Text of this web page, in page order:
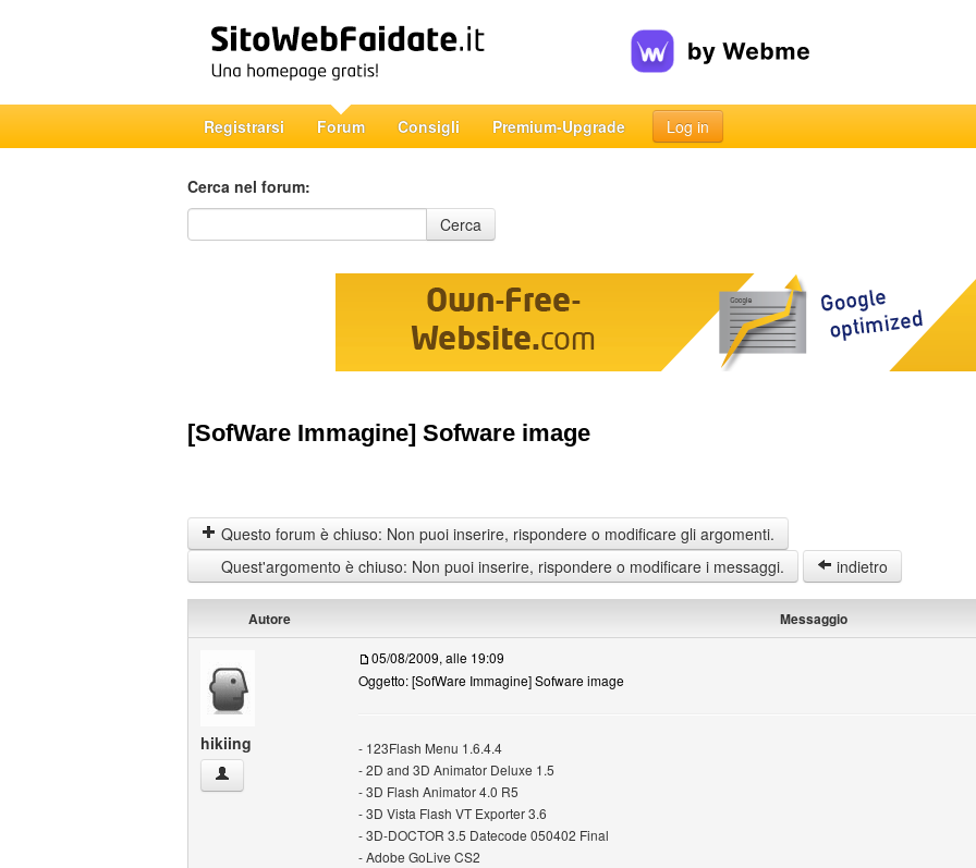
Registrarsi Forum Consigli Premium-Upgrade Log in
Cerca nel forum:
Cerca nel forum
Cerca
[SofWare Immagine] Sofware image
Questo forum è chiuso: Non puoi inserire, rispondere o modificare gli argomenti.
Quest'argomento è chiuso: Non puoi inserire, rispondere o modificare i messaggi.
indietro
Autore Messaggio
hikiing
hikiing Profilo
05/08/2009, alle 19:09
Oggetto: [SofWare Immagine] Sofware image
- 123Flash Menu 1.6.4.4
- 2D and 3D Animator Deluxe 1.5
- 3D Flash Animator 4.0 R5
- 3D Vista Flash VT Exporter 3.6
- 3D-DOCTOR 3.5 Datecode 050402 Final
- Adobe GoLive CS2